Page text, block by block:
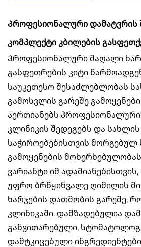
Პროფესიონალური დამატვრის
კომპლექტი კბილების
Პროფესიონალური მაღალი
გასფეთრების კიტი
საუკეთესო შესაძლებლობას
გამოსვლის გარეშე
აერთიანებს
კლინიკის შედეგებს და სახლის
საჭიროებებისთვის მორგებულ
გამოყენების
ვარიანტი იმ
უფრო ბრწყინვალე ღიმილის
ხარჯების დათმობის გარეშე,
კლინიკაში. დამზადებულია
განვითარებული,
დამტკიცებული